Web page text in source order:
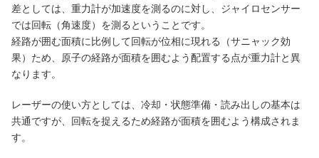
差としては、重力計が加速度を測るのに対し、ジャイロセンサー
では回転（角速度）を測るということです。
経路が囲む面積に比例して回転が位相に現れる（サニャック効
果）ため、原子の経路が面積を囲むよう配置する点が重力計と異
なります。
レーザーの使い方としては、冷却・状態準備・読み出しの基本は
共通ですが、回転を捉えるため経路が面積を囲むよう構成されま
す。